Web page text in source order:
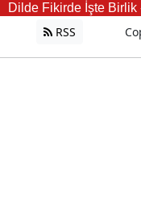
Dilde Fikirde İşte Birlik
RSS